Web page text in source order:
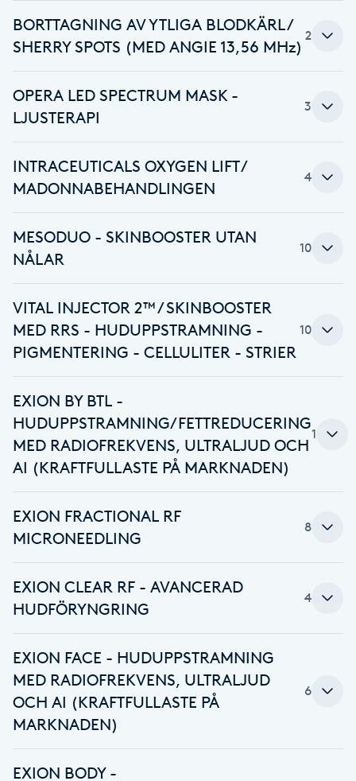
Extensions borttagning
F
Face framing
Faceliftmassage
Fet hårbotten
Fettreducering
Fibromassage
Fillers
Fotmassage
Fotsvamp
Fransar
Fransfärgning
Fransförlängning
Fransförlängning Megavolym
Fransförlängning Volym
BORTTAGNING AV YTLIGA BLODKÄRL /
SHERRY SPOTS (MED ANGIE 13,56 MHz)
2
OPERA LED SPECTRUM MASK -
LJUSTERAPI
3
INTRACEUTICALS OXYGEN LIFT /
MADONNABEHANDLINGEN
4
MESODUO - SKINBOOSTER UTAN
NÅLAR
10
VITAL INJECTOR 2™ / SKINBOOSTER
MED RRS - HUDUPPSTRAMNING -
PIGMENTERING - CELLULITER - STRIER
10
EXION BY BTL -
HUDUPPSTRAMNING/FETTREDUCERING
MED RADIOFREKVENS, ULTRALJUD OCH
AI (KRAFTFULLASTE PÅ MARKNADEN)
1
EXION FRACTIONAL RF
MICRONEEDLING
8
EXION CLEAR RF - AVANCERAD
HUDFÖRYNGRING
4
EXION FACE - HUDUPPSTRAMNING
MED RADIOFREKVENS, ULTRALJUD
OCH AI (KRAFTFULLASTE PÅ
MARKNADEN)
6
EXION BODY -